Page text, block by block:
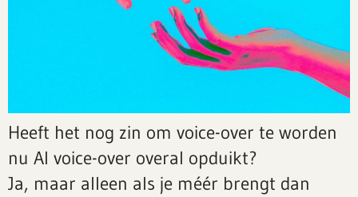
Heeft het nog zin om voice-over te worden
nu AI voice-over overal opduikt?
Ja, maar alleen als je méér brengt dan